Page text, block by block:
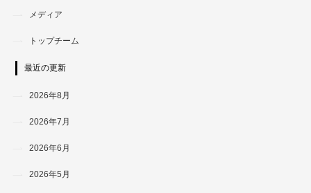
メディア
トップチーム
最近の更新
2026年8月
2026年7月
2026年6月
2026年5月